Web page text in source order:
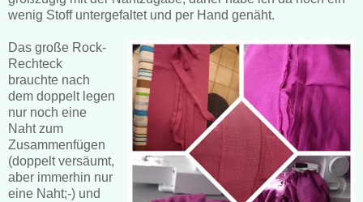
wenig Stoff untergefaltet und per Hand genäht.
Das große Rock-
Rechteck
brauchte nach
dem doppelt legen
nur noch eine
Naht zum
Zusammenfügen
(doppelt versäumt,
aber immerhin nur
eine Naht;-) und